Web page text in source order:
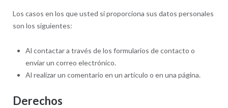
Los casos en los que usted sí proporciona sus datos personales
son los siguientes:
Al contactar a través de los formularios de contacto o
enviar un correo electrónico.
Al realizar un comentario en un artículo o en una página.
Derechos